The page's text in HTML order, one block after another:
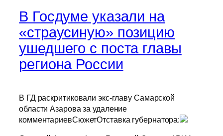
В Госдуме указали на
«страусиную» позицию
ушедшего с поста главы
региона России
В ГД раскритиковали экс-главу Самарской
области Азарова за удаление
комментариевСюжетОтставка губернатора: